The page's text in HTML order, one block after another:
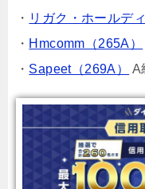
・ リガク・ホールデ
・ Hmcomm（265A）
・ Sapeet（269A） A